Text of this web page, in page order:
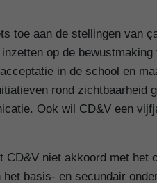
toe aan de stellingen van
op de
in de school en
rond zichtbaarheid
Ook wil CD&V een
niet akkoord met het
basis- en secundair